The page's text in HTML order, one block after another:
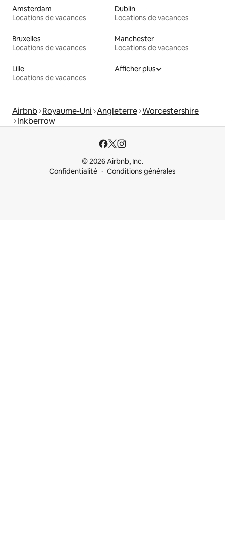
Amsterdam
Locations de vacances
Dublin
Locations de vacances
Bruxelles
Locations de vacances
Manchester
Locations de vacances
Lille
Locations de vacances
Afficher plus
Airbnb Royaume-Uni Angleterre Worcestershire
Inkberrow
© 2026 Airbnb, Inc.
Confidentialité
Conditions générales